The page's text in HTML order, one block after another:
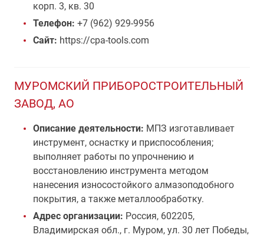
корп. 3, кв. 30
Телефон: +7 (962) 929-9956
Сайт: https://cpa-tools.com
МУРОМСКИЙ ПРИБОРОСТРОИТЕЛЬНЫЙ
ЗАВОД, АО
Описание деятельности: МПЗ изготавливает
инструмент, оснастку и приспособления;
выполняет работы по упрочнению и
восстановлению инструмента методом
нанесения износостойкого алмазоподобного
покрытия, а также металлообработку.
Адрес организации: Россия, 602205,
Владимирская обл., г. Муром, ул. 30 лет Победы,